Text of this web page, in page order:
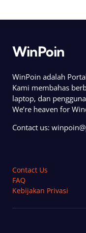
WinPoin
WinPoin adalah
Kami membahas
laptop, dan
We’re heaven for
Contact us:
Contact Us
FAQ
Kebijakan Privasi